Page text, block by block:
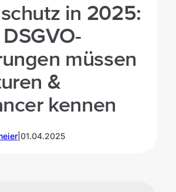
in 2025:
müssen
&
kennen
| 01.04.2025